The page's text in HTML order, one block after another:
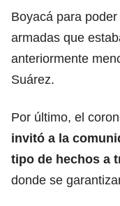
Boyacá para
armadas que
anteriormente
Suárez.
Por último, el
invitó a la
tipo de hechos a
donde se